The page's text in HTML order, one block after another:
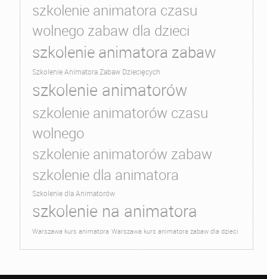
szkolenie animatora czasu
wolnego zabaw dla dzieci
szkolenie animatora zabaw
Szkolenie Animatora Zabaw Dziecięcych
szkolenie animatorów
szkolenie animatorów czasu
wolnego
szkolenie animatorów zabaw
szkolenie dla animatora
Szkolenie dla Animatorów
szkolenie na animatora
Warszawa kurs animatora Warszawa kurs animatora zabaw dla dzieci